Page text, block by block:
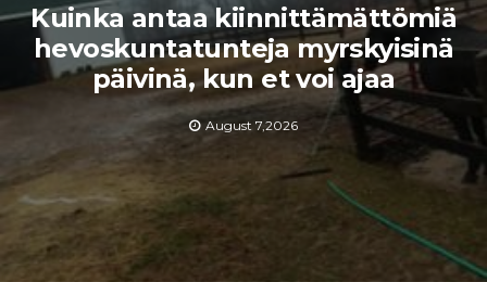
Kuinka antaa kiinnittämättömiä
hevoskuntatunteja myrskyisinä
päivinä, kun et voi ajaa
August 7,2026